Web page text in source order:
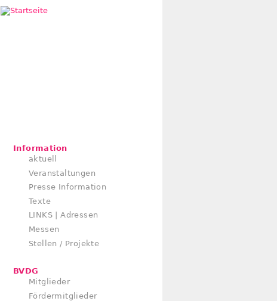
Information
aktuell
Veranstaltungen
Presse Information
Texte
LINKS | Adressen
Messen
Stellen / Projekte
BVDG
Mitglieder
Fördermitglieder